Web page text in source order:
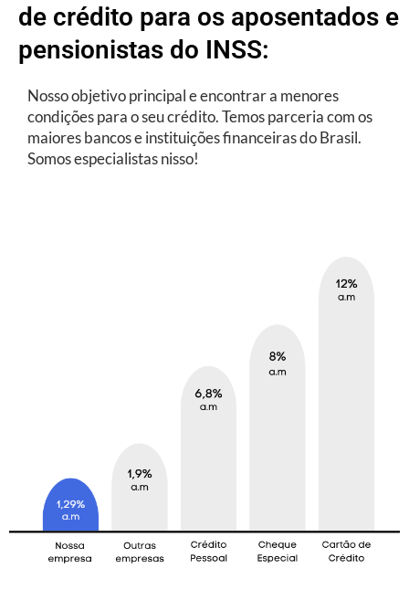
de crédito para os aposentados e
pensionistas do INSS:
Nosso objetivo principal e encontrar a menores
condições para o seu crédito. Temos parceria com os
maiores bancos e instituições financeiras do Brasil.
Somos especialistas nisso!